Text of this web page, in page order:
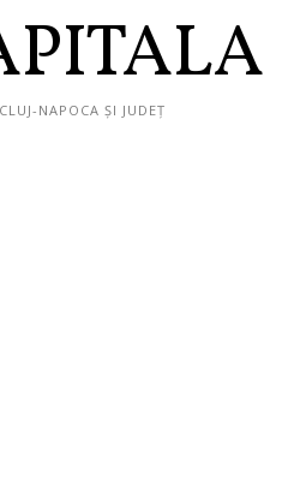
NAPOCA ȘI JUDEȚ